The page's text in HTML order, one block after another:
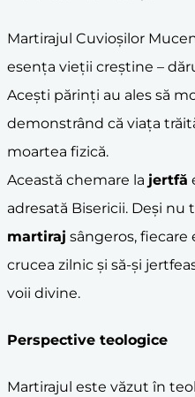
Martirajul Cuvioșilor
esența vieții creștine –
Acești părinți au ales să
demonstrând că viața
moartea fizică.
Această chemare la jertfă
adresată Bisericii. Deși
martiraj sângeros,
crucea zilnic și să-și
voii divine.
Perspective teologice
Martirajul este văzut în